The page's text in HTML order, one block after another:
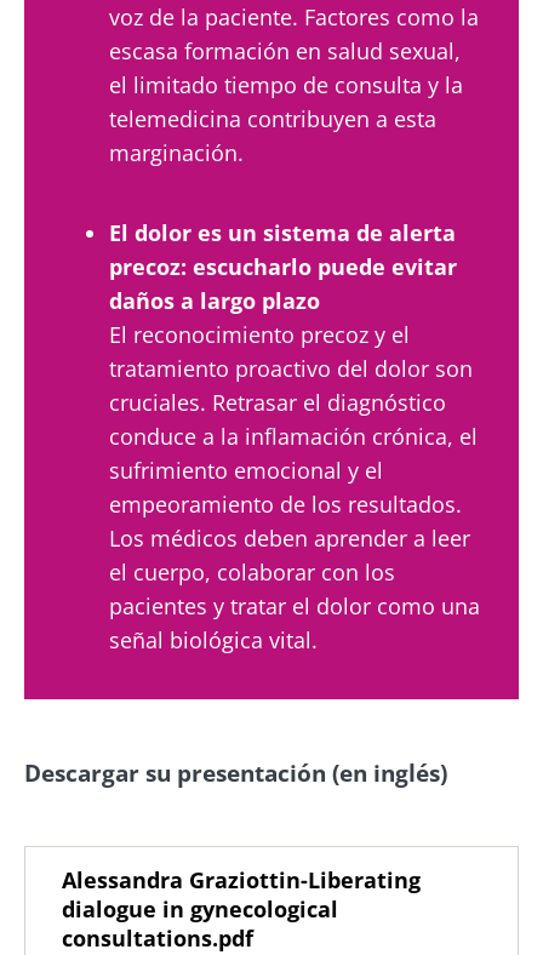
voz de la paciente. Factores como la
escasa formación en salud sexual,
el limitado tiempo de consulta y la
telemedicina contribuyen a esta
marginación.
El dolor es un sistema de alerta
precoz: escucharlo puede evitar
daños a largo plazo
El reconocimiento precoz y el
tratamiento proactivo del dolor son
cruciales. Retrasar el diagnóstico
conduce a la inflamación crónica, el
sufrimiento emocional y el
empeoramiento de los resultados.
Los médicos deben aprender a leer
el cuerpo, colaborar con los
pacientes y tratar el dolor como una
señal biológica vital.
Descargar su presentación (en inglés)
Alessandra Graziottin-Liberating
dialogue in gynecological
consultations.pdf